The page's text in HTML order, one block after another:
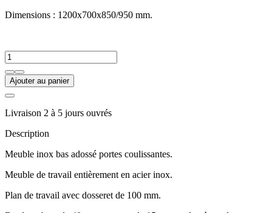
Dimensions : 1200x700x850/950 mm.
Ajouter au panier
Livraison 2 à 5 jours ouvrés
Description
Meuble inox bas adossé portes coulissantes.
Meuble de travail entièrement en acier inox.
Plan de travail avec dosseret de 100 mm.